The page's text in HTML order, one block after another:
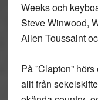
Weeks och
Steve Winwood,
Allen Toussaint
På ”Clapton”
allt från